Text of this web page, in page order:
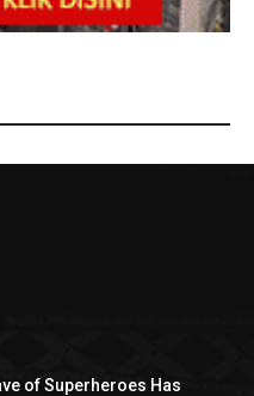
of Superheroes Has